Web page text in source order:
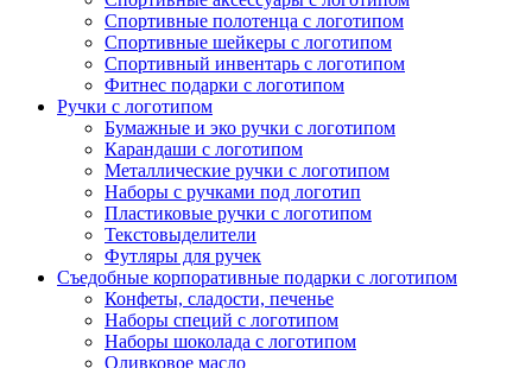
Спортивные полотенца с логотипом
Спортивные шейкеры с логотипом
Спортивный инвентарь с логотипом
Фитнес подарки с логотипом
Ручки с логотипом
Бумажные и эко ручки с логотипом
Карандаши с логотипом
Металлические ручки с логотипом
Наборы с ручками под логотип
Пластиковые ручки с логотипом
Текстовыделители
Футляры для ручек
Съедобные корпоративные подарки с логотипом
Конфеты, сладости, печенье
Наборы специй с логотипом
Наборы шоколада с логотипом
Оливковое масло